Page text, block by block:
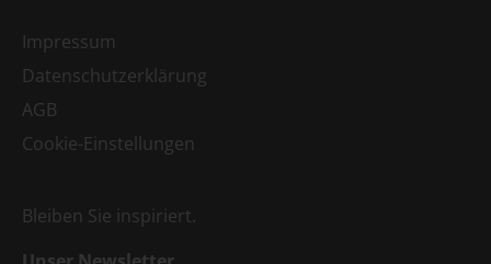
Impressum
Datenschutzerklärung
AGB
Cookie-Einstellungen
Bleiben Sie inspiriert.